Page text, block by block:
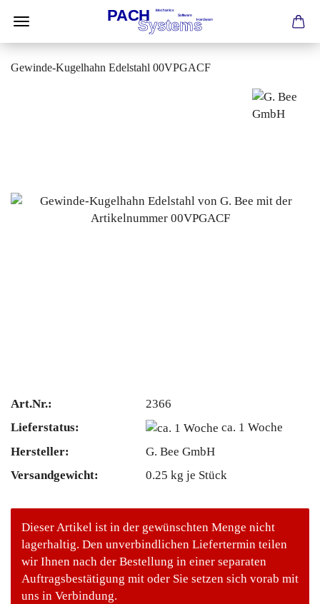
Gewinde-Kugelhahn Edelstahl 00VPGACF
Art.Nr.:
2366
Lieferstatus:
ca. 1 Woche
Hersteller:
G. Bee GmbH
Versandgewicht:
0.25 kg je Stück
Dieser Artikel ist in der gewünschten Menge nicht
lagerhaltig. Den unverbindlichen Liefertermin teilen
wir Ihnen nach der Bestellung in einer separaten
Auftragsbestätigung mit oder Sie setzen sich vorab mit
uns in Verbindung.